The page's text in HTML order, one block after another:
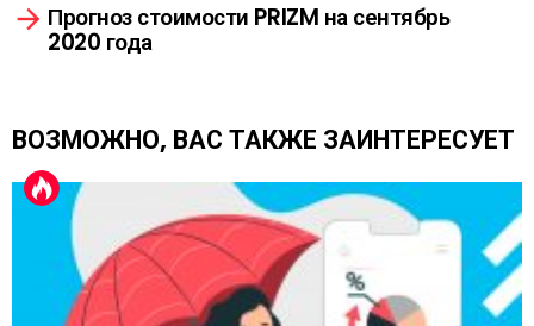
т
е
Прогноз стоимости PRIZM на сентябрь
2020 года
ВОЗМОЖНО, ВАС ТАКЖЕ ЗАИНТЕРЕСУЕТ